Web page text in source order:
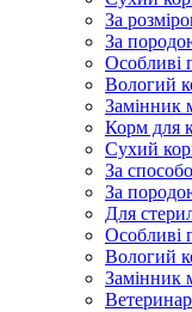
За
За
Особливі
Вологий
Замінник
Корм для
Сухий
За
За
Для
Особливі
Вологий
Замінник